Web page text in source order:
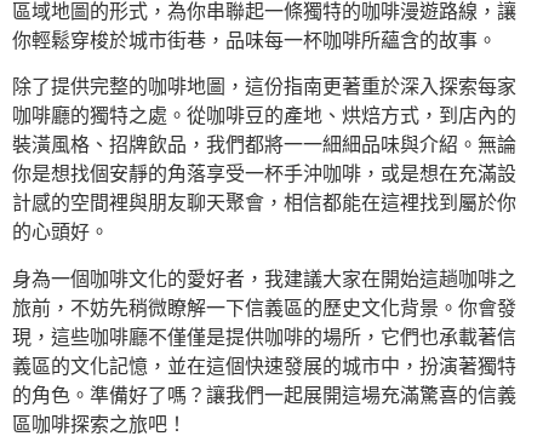
區域地圖的形式，為你串聯起一條獨特的咖啡漫遊路線，讓
你輕鬆穿梭於城市街巷，品味每一杯咖啡所蘊含的故事。
除了提供完整的咖啡地圖，這份指南更著重於深入探索每家
咖啡廳的獨特之處。從咖啡豆的產地、烘焙方式，到店內的
裝潢風格、招牌飲品，我們都將一一細細品味與介紹。無論
你是想找個安靜的角落享受一杯手沖咖啡，或是想在充滿設
計感的空間裡與朋友聊天聚會，相信都能在這裡找到屬於你
的心頭好。
身為一個咖啡文化的愛好者，我建議大家在開始這趟咖啡之
旅前，不妨先稍微瞭解一下信義區的歷史文化背景。你會發
現，這些咖啡廳不僅僅是提供咖啡的場所，它們也承載著信
義區的文化記憶，並在這個快速發展的城市中，扮演著獨特
的角色。準備好了嗎？讓我們一起展開這場充滿驚喜的信義
區咖啡探索之旅吧！